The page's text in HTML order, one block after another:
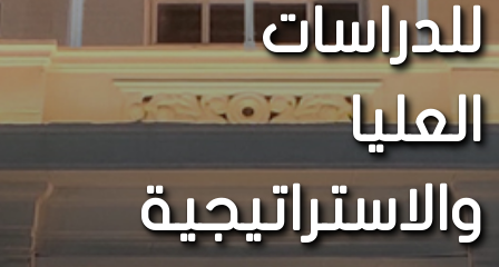
للدراسات
العليا
والاستراتيجية